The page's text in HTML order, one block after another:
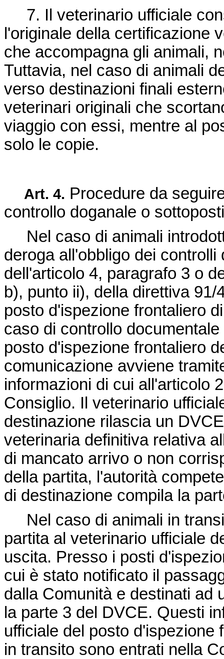
7. Il veterinario ufficiale
l'originale della certificazione
che accompagna gli animali,
Tuttavia, nel caso di animali
verso destinazioni finali
veterinari originali che
viaggio con essi, mentre al
solo le copie.
Art. 4. Procedure da
controllo doganale o
Nel caso di animali
deroga all'obbligo dei
dell'articolo 4, paragrafo 3 o
b), punto ii), della direttiva 91/
posto d'ispezione frontaliero
caso di controllo
posto d'ispezione frontaliero
comunicazione avviene
informazioni di cui all'articolo
Consiglio. Il veterinario
destinazione rilascia un
veterinaria definitiva relativa
di mancato arrivo o non
della partita, l'autorità
di destinazione compila la
Nel caso di animali in
partita al veterinario ufficiale
uscita. Presso i posti
cui è stato notificato il
dalla Comunità e destinati ad
la parte 3 del DVCE. Questi
ufficiale del posto d'ispezione
in transito sono entrati nella